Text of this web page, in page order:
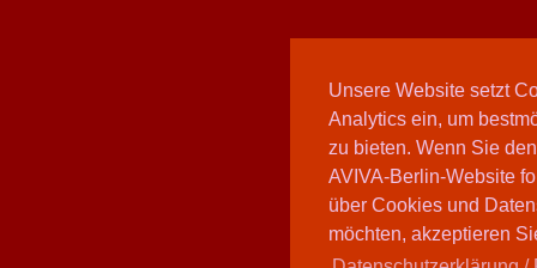
Unsere Website setzt
Analytics ein, um
zu bieten. Wenn Sie
AVIVA-Berlin-Website
über Cookies und
möchten, akzeptieren